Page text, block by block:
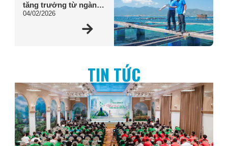
tăng trưởng từ ngành
thủy hải sản – trọng
tâm thị trường Trung
04/02/2026
TIN TỨC